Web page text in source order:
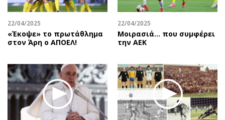
Ελλάδα
Κόσμος
Παράξενα
Σινεμά
Θέατρο-Χορός
Μουσική
Εικαστικά
Συνταγές
Έξοδος
Media
Wine routes
Podcasts
Uncut
Προσφορές
22/04/2025
«Έκοψε» το πρωτάθλημα
στον Άρη ο ΑΠΟΕΛ!
22/04/2025
Μοιρασιά… που συμφέρει
την ΑΕΚ